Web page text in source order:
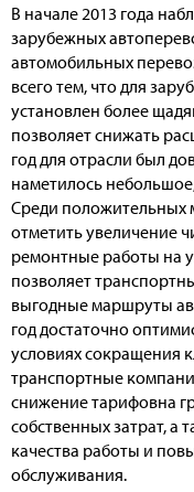
В начале 2013 года
зарубежных
автомобильных
всего тем, что для
установлен более
позволяет снижать
год для отрасли был
наметилось
Среди положительных
отметить увеличение
ремонтные работы на
позволяет
выгодные маршруты
год достаточно
условиях сокращения
транспортные
снижение тарифовна
собственных затрат, а
качества работы и
обслуживания.